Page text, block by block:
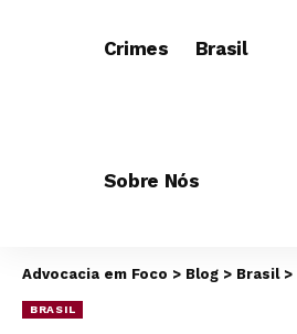
Crimes Brasil
Sobre Nós
Advocacia em Foco > Blog > Brasil>
BRASIL